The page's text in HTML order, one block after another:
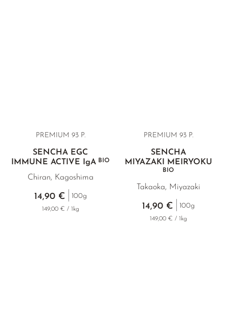
PREMIUM 93 P.
SENCHA EGC
IMMUNE ACTIVE
IgA BIO
Chiran, Kagoshima
14,90 € 100g
149,00 € / 1kg
PREMIUM 93 P.
SENCHA
MIYAZAKI MEIRYOKU
BIO
Takaoka, Miyazaki
14,90 € 100g
149,00 € / 1kg